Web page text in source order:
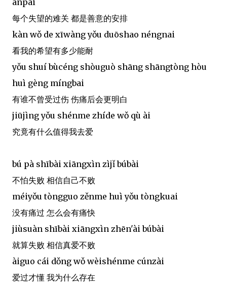
ānpái
每个失望的难关 都是善意的安排
kàn wǒ de xīwàng yǒu duōshao néngnai
看我的希望有多少能耐
yǒu shuí bùcéng shòuguò shāng shāngtòng hòu
huì gèng míngbai
有谁不曾受过伤 伤痛后会更明白
jiūjìng yǒu shénme zhíde wǒ qù ài
究竟有什么值得我去爱
bú pà shībài xiāngxìn zìjǐ búbài
不怕失败 相信自己不败
méiyǒu tòngguo zěnme huì yǒu tòngkuai
没有痛过 怎么会有痛快
jiùsuàn shībài xiāngxìn zhēn'ài búbài
就算失败 相信真爱不败
àiguo cái dǒng wǒ wèishénme cúnzài
爱过才懂 我为什么存在